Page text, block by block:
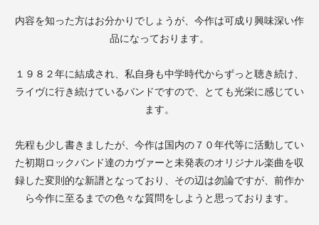
内容を知った方はお分かりでしょうが、今作は可成り興味深い作
品になっております。
１９８２年に結成され、私自身も中学時代からずっと聴き続け、
ライヴに行き続けているバンドですので、とても光栄に感じてい
ます。
先程も少し書きましたが、今作は国内の７０年代等に活動してい
た初期ロックバンド達のカヴァーと未発表のオリジナル楽曲を収
録した変則的な新譜となっており、その辺は勿論ですが、前作か
ら今作に至るまでの色々な質問をしようと思っております。